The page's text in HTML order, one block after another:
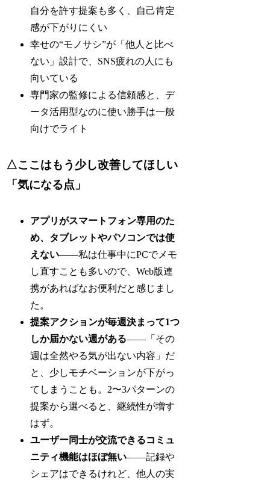
自分を許す提案も多く、自己肯定
感が下がりにくい
幸せの“モノサシ”が「他人と比べ
ない」設計で、SNS疲れの人にも
向いている
専門家の監修による信頼感と、デ
ータ活用型なのに使い勝手は一般
向けでライト
△ここはもう少し改善してほしい
「気になる点」
アプリがスマートフォン専用のた
め、タブレットやパソコンでは使
えない——私は仕事中にPCでメモ
し直すことも多いので、Web版連
携があればなお便利だと感じまし
た。
提案アクションが毎週決まって1つ
しか届かない週がある——「その
週は全然やる気が出ない内容」だ
と、少しモチベーションが下がっ
てしまうことも。2〜3パターンの
提案から選べると、継続性が増す
はず。
ユーザー同士が交流できるコミュ
ニティ機能はほぼ無い——記録や
シェアはできるけれど、他人の実